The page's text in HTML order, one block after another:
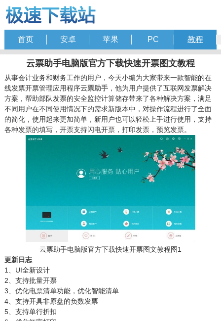
首页 安卓 苹果 PC 教程
云票助手电脑版官方下载快速开票图文教程
从事会计业务和财务工作的用户，今天小编为大家带来一款智能的在
线发票开票管理应用程序云票助手，他为用户提供了互联网发票解决
方案，帮助部队发票的安全监控计算储存带来了各种解决方案，满足
不同用户在不同使用情况下的需求新版本中，对操作流程进行了全面
的简化，使用起来更加简单，新用户也可以轻松上手进行使用，支持
各种发票的填写，开票支持闪电开票，打印发票，预览发票。
云票助手电脑版官方下载快速开票图文教程图1
更新日志
1、UI全新设计
2、支持批量开票
3、优化电票清单功能，优化智能清单
4、支持开具非原盘的负数发票
5、支持单行折扣